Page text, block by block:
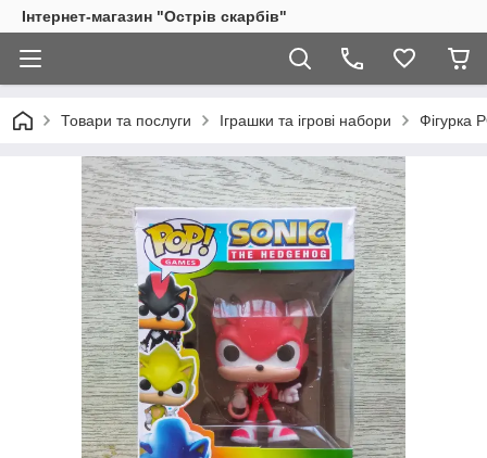
Інтернет-магазин "Острів скарбів"
Товари та послуги Іграшки та ігрові набори Фігурка